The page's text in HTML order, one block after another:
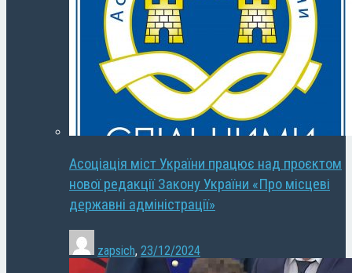
Асоціація міст України працює над проєктом
нової редакції Закону України «Про місцеві
державні адміністрації»
zapsich, 23/12/2024